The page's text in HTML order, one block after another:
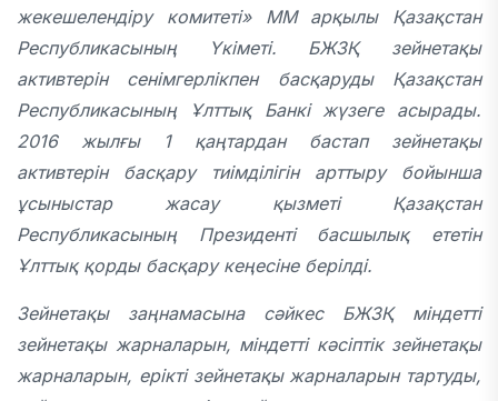
жекешелендіру комитеті» ММ арқылы Қазақстан
Республикасының Үкіметі. БЖЗҚ зейнетақы
активтерін сенімгерлікпен басқаруды Қазақстан
Республикасының Ұлттық Банкі жүзеге асырады.
2016 жылғы 1 қаңтардан бастап зейнетақы
активтерін басқару тиімділігін арттыру бойынша
ұсыныстар жасау қызметі Қазақстан
Республикасының Президенті басшылық ететін
Ұлттық қорды басқару кеңесіне берілді.
Зейнетақы заңнамасына сәйкес БЖЗҚ міндетті
зейнетақы жарналарын, міндетті кәсіптік зейнетақы
жарналарын, ерікті зейнетақы жарналарын тартуды,